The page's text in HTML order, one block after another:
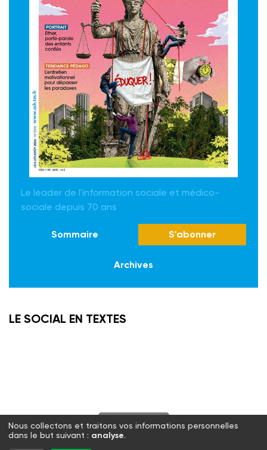
Le leader de l'information sociale et médico-
sociale depuis 70 ans
Sommaire S'abonner
Archives
LE SOCIAL EN TEXTES
S'abonner
Twitter Facebook
Nous collectons et traitons vos informations personnelles
dans le but suivant : analyse.